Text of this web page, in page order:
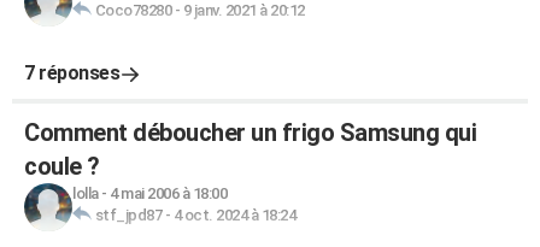
Coco78280- 9 janv. 2021 à 20:12
7 réponses
Comment déboucher un frigo Samsung qui
coule ?
lolla- 4 mai 2006 à 18:00
stf_jpd87- 4 oct. 2024 à 18:24